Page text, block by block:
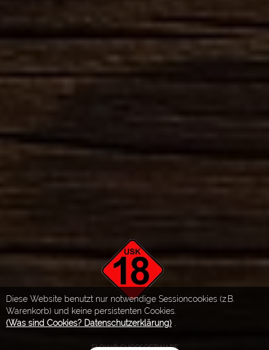
Diese Website benutzt nur notwendige Sessioncookies (z.B.
Warenkorb) und keine persistenten Cookies.
(Was sind Cookies? Datenschutzerklärung)
FLOW® SHOPSOFTWARE